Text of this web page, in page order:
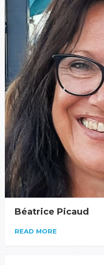
Béatrice Picaud
READ MORE